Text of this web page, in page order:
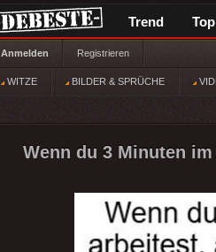
Trend Top
Anmelden Registrieren
WITZE BILDER & SPRÜCHE
Wenn du 3 Minuten